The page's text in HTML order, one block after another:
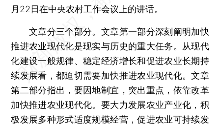
月22日在中央农村工作会议上的讲话。
文章分三个部分。文章第一部分深刻阐明加快
推进农业现代化是现实与历史的重大任务。从现代
化建设一般规律、稳定经济增长和促进农业长期持
续发展看，都迫切需要加快推进农业现代化。文章
第二部分指出，要因地制宜，突出重点，依靠改革
加快推进农业现代化。要大力发展农业产业化，积
极发展多种形式适度规模经营，促进农业可持续发